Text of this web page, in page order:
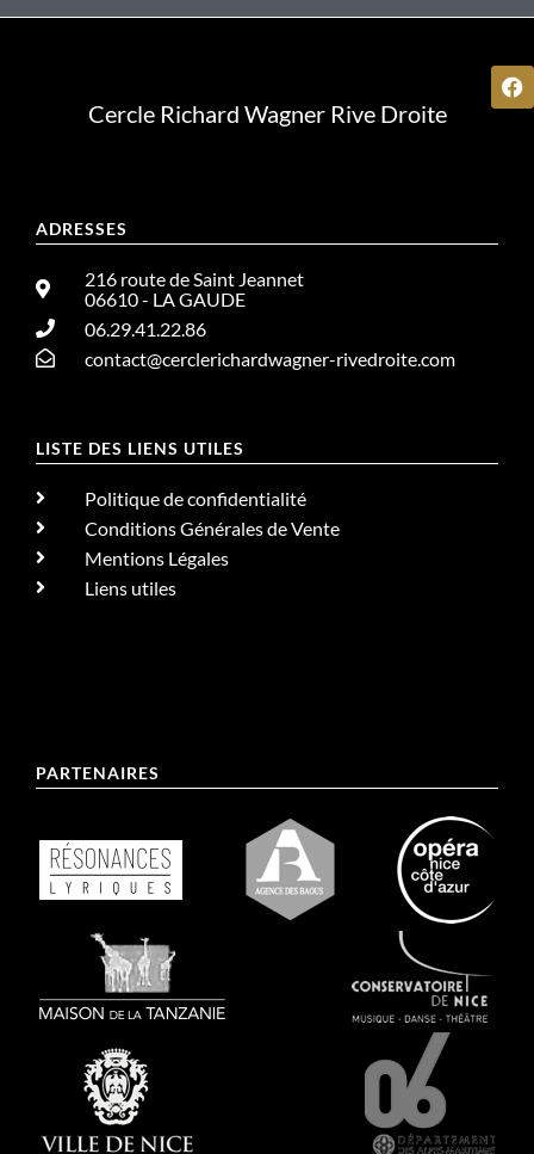
ADRESSES
216 route de Saint Jeannet
06610 - LA GAUDE
06.29.41.22.86
contact@cerclerichardwagner-rivedroite.com
LISTE DES LIENS UTILES
Politique de confidentialité
Conditions Générales de Vente
Mentions Légales
Liens utiles
Cercle Richard Wagner Rive Droite
PARTENAIRES